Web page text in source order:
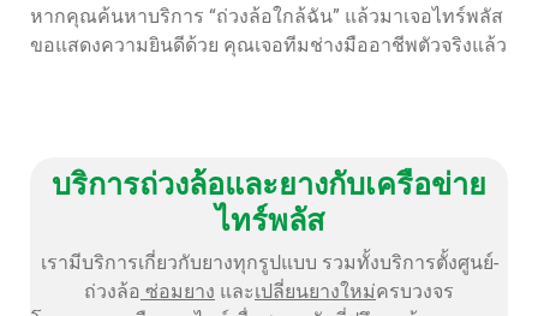
หากคุณค้นหาบริการ “ถ่วงล้อใกล้ฉัน” แล้วมาเจอไทร์พลัส
ขอแสดงความยินดีด้วย คุณเจอทีมช่างมืออาชีพตัวจริงแล้ว
บริการถ่วงล้อและยางกับเครือข่าย
ไทร์พลัส
เรามีบริการเกี่ยวกับยางทุกรูปแบบ รวมทั้งบริการตั้งศูนย์-
ถ่วงล้อ ซ่อมยาง และเปลี่ยนยางใหม่ครบวงจร